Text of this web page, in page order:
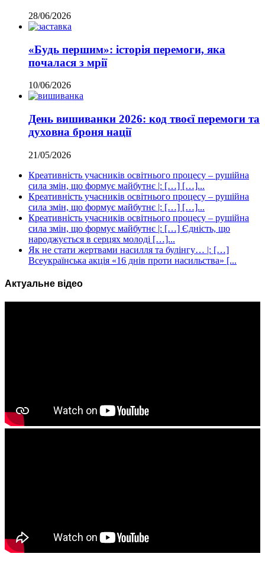
28/06/2026
«Будь першим»: історія перемоги, яка
почалася з мрії
10/06/2026
День вишиванки 2026: код твоєї перемоги та
духовна броня нації
21/05/2026
Креативність учасників освітнього процесу – рушійна
сила змін, що формує майбутнє |: […] […]...
Креативність учасників освітнього процесу – рушійна
сила змін, що формує майбутнє |: […] […]...
Креативність учасників освітнього процесу – рушійна
сила змін, що формує майбутнє |: […] Єдність, що
народжується в серцях молоді […]...
Як не стати жертвами насилля та булінгу… |: […]
Всеукраїнська акція «16 днів проти насильства» [...
Актуальне відео